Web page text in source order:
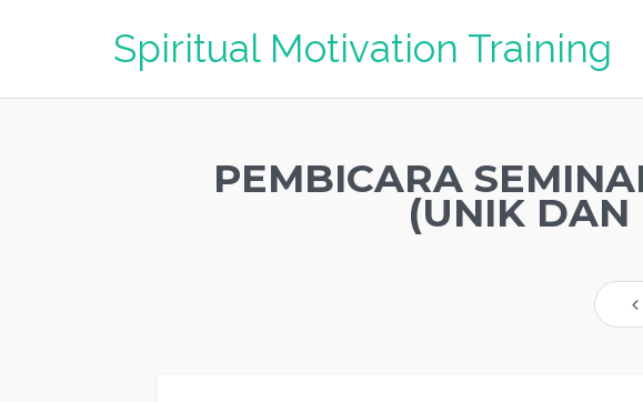
Spiritual Motivation Training
PEMBICARA
(UNIK